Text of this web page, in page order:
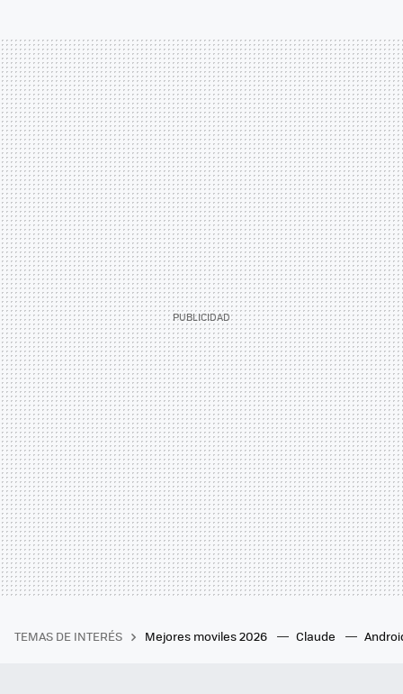
TEMAS DE INTERÉS Mejores moviles 2026 Claude